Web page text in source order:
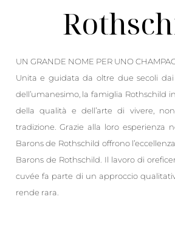
UN GRANDE NOME PER UNO
Unita e guidata da oltre due secoli dai
dell’umanesimo, la famiglia Rothschild
della qualità e dell’arte di vivere,
tradizione. Grazie alla loro esperienza
Barons de Rothschild offrono
Barons de Rothschild. Il lavoro di
cuvée fa parte di un approccio
rende rara.